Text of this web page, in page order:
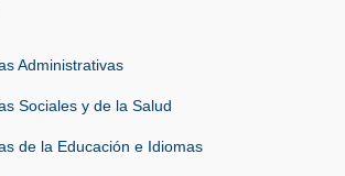
Administrativas
Sociales y de la Salud
de la Educación e Idiomas